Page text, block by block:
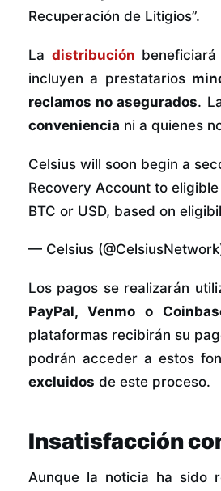
Recuperación de Litigios”.
La distribución
incluyen a prestatarios
reclamos no asegurados.
conveniencia ni a quienes
Celsius will soon begin a
Recovery Account to
BTC or USD, based on
— Celsius
Los pagos se realizarán
PayPal, Venmo o
plataformas recibirán su
podrán acceder a estos
excluidos de este proceso.
Insatisfacción
Aunque la noticia ha sido